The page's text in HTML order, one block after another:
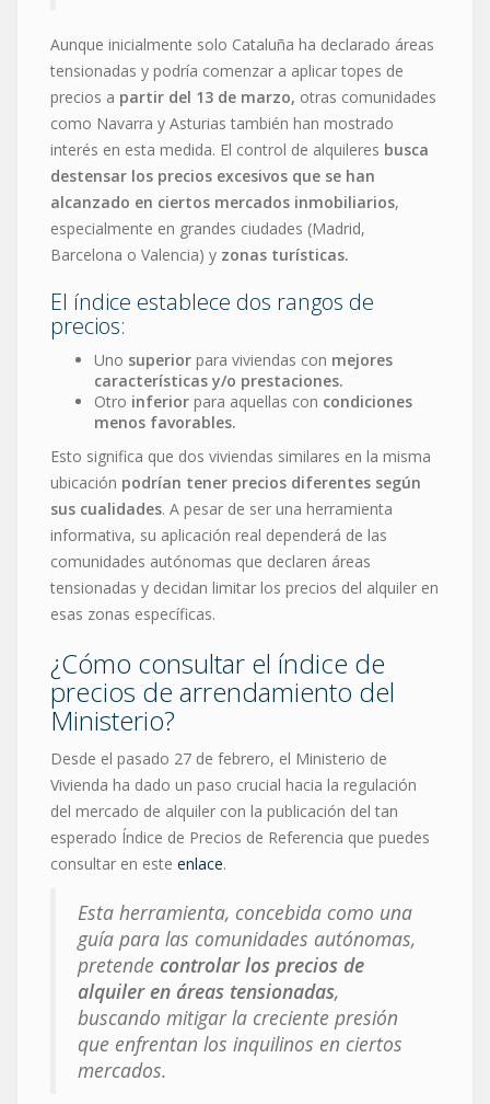
Aunque inicialmente solo Cataluña ha declarado áreas
tensionadas y podría comenzar a aplicar topes de
precios a partir del 13 de marzo, otras comunidades
como Navarra y Asturias también han mostrado
interés en esta medida. El control de alquileres busca
destensar los precios excesivos que se han
alcanzado en ciertos mercados inmobiliarios,
especialmente en grandes ciudades (Madrid,
Barcelona o Valencia) y zonas turísticas.
El índice establece dos rangos de
precios:
Uno superior para viviendas con mejores
características y/o prestaciones.
Otro inferior para aquellas con condiciones
menos favorables.
Esto significa que dos viviendas similares en la misma
ubicación podrían tener precios diferentes según
sus cualidades. A pesar de ser una herramienta
informativa, su aplicación real dependerá de las
comunidades autónomas que declaren áreas
tensionadas y decidan limitar los precios del alquiler en
esas zonas específicas.
¿Cómo consultar el índice de
precios de arrendamiento del
Ministerio?
Desde el pasado 27 de febrero, el Ministerio de
Vivienda ha dado un paso crucial hacia la regulación
del mercado de alquiler con la publicación del tan
esperado Índice de Precios de Referencia que puedes
consultar en este enlace.
Esta herramienta, concebida como una
guía para las comunidades autónomas,
pretende controlar los precios de
alquiler en áreas tensionadas,
buscando mitigar la creciente presión
que enfrentan los inquilinos en ciertos
mercados.